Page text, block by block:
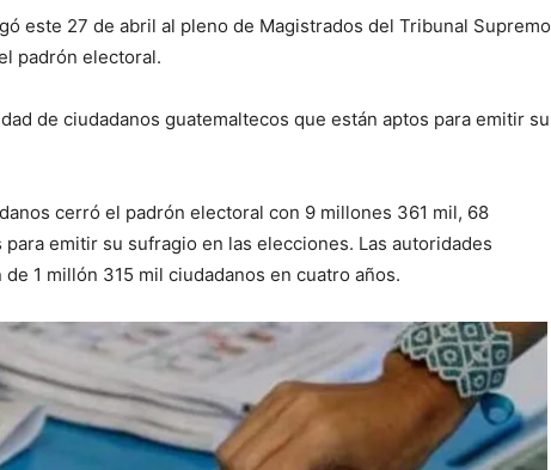
este 27 de abril al pleno de Magistrados del Tribunal Supremo
padrón electoral.
de ciudadanos guatemaltecos que están aptos para emitir su
cerró el padrón electoral con 9 millones 361 mil, 68
emitir su sufragio en las elecciones. Las autoridades
1 millón 315 mil ciudadanos en cuatro años.